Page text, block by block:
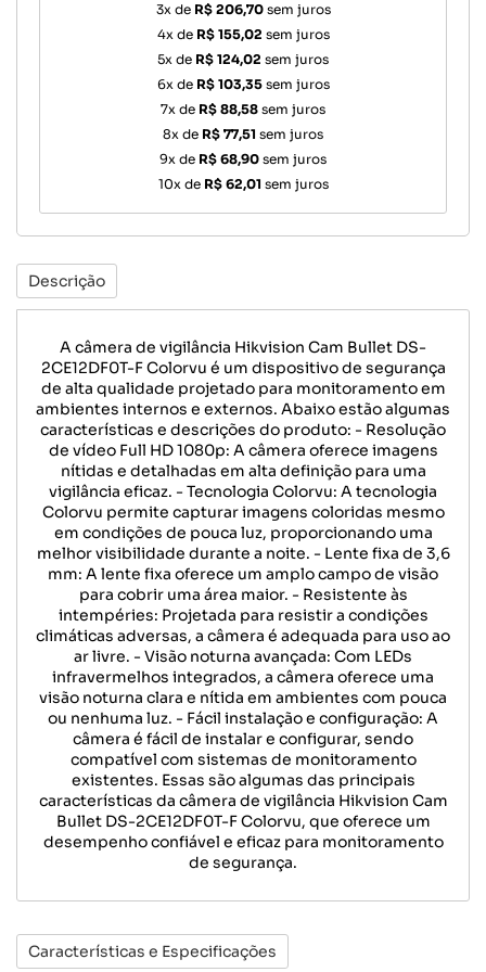
3x de R$ 206,70sem juros
4x de R$ 155,02 sem juros
5x de R$ 124,02 sem juros
6x de R$ 103,35sem juros
7x de R$ 88,58 sem juros
8x de R$ 77,51 sem juros
9x de R$ 68,90 sem juros
10x de R$ 62,01 sem juros
Descrição
A câmera de vigilância Hikvision Cam Bullet DS-
2CE12DF0T-F Colorvu é um dispositivo de segurança
de alta qualidade projetado para monitoramento em
ambientes internos e externos. Abaixo estão algumas
características e descrições do produto: - Resolução
de vídeo Full HD 1080p: A câmera oferece imagens
nítidas e detalhadas em alta definição para uma
vigilância eficaz. - Tecnologia Colorvu: A tecnologia
Colorvu permite capturar imagens coloridas mesmo
em condições de pouca luz, proporcionando uma
melhor visibilidade durante a noite. - Lente fixa de 3,6
mm: A lente fixa oferece um amplo campo de visão
para cobrir uma área maior. - Resistente às
intempéries: Projetada para resistir a condições
climáticas adversas, a câmera é adequada para uso ao
ar livre. - Visão noturna avançada: Com LEDs
infravermelhos integrados, a câmera oferece uma
visão noturna clara e nítida em ambientes com pouca
ou nenhuma luz. - Fácil instalação e configuração: A
câmera é fácil de instalar e configurar, sendo
compatível com sistemas de monitoramento
existentes. Essas são algumas das principais
características da câmera de vigilância Hikvision Cam
Bullet DS-2CE12DF0T-F Colorvu, que oferece um
desempenho confiável e eficaz para monitoramento
de segurança.
Características e Especificações